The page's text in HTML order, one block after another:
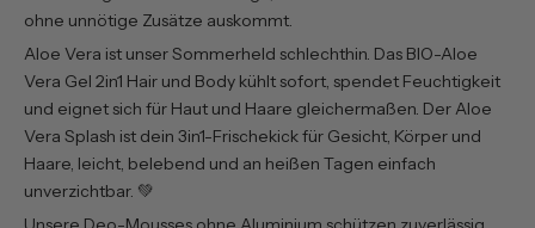
ohne unnötige Zusätze auskommt.
Aloe Vera ist unser Sommerheld schlechthin. Das BIO-Aloe
Vera Gel 2in1 Hair und Body kühlt sofort, spendet Feuchtigkeit
und eignet sich für Haut und Haare gleichermaßen. DerAloe
Vera Splash ist dein 3in1-Frischekick für Gesicht, Körper und
Haare, leicht, belebend und an heißen Tagen einfach
unverzichtbar. 💚